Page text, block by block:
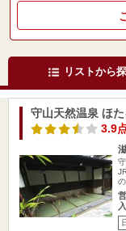
リストから
守山天然温泉 ほ
3.9